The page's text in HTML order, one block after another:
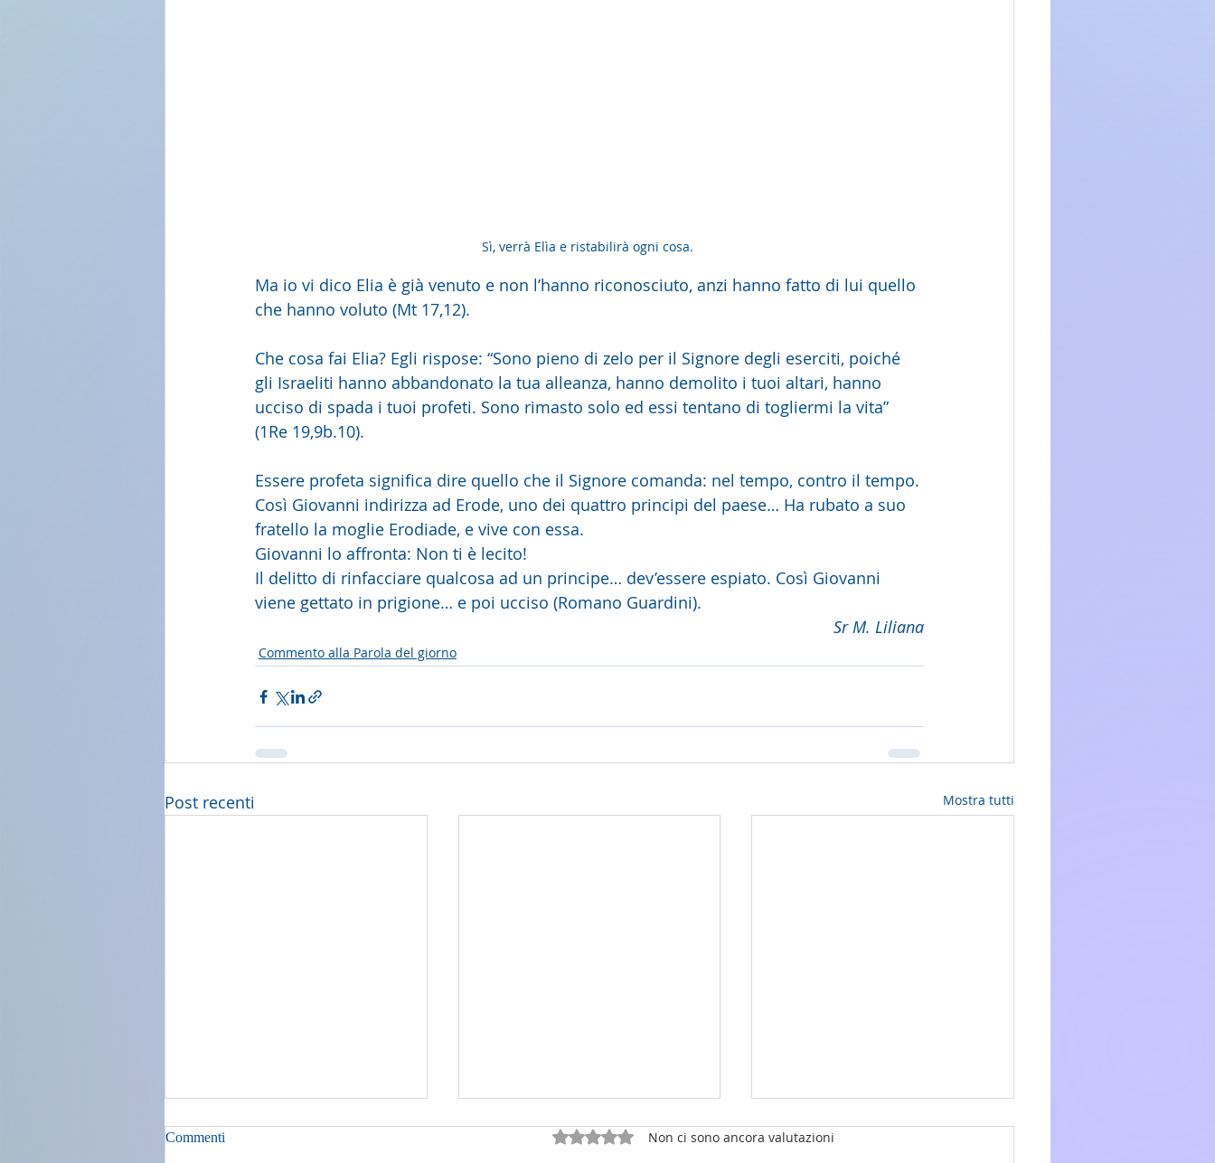
Sì, verrà Elìa e ristabilirà ogni cosa.
Ma io vi dico Elia è già venuto e non l’hanno riconosciuto, anzi hanno fatto di lui quello
che hanno voluto (Mt 17,12).
Che cosa fai Elia? Egli rispose: “Sono pieno di zelo per il Signore degli eserciti, poiché
gli Israeliti hanno abbandonato la tua alleanza, hanno demolito i tuoi altari, hanno
ucciso di spada i tuoi profeti. Sono rimasto solo ed essi tentano di togliermi la vita”
(1Re 19,9b.10).
Essere profeta significa dire quello che il Signore comanda: nel tempo, contro il tempo.
Così Giovanni indirizza ad Erode, uno dei quattro principi del paese… Ha rubato a suo
fratello la moglie Erodiade, e vive con essa.
Giovanni lo affronta: Non ti è lecito!
Il delitto di rinfacciare qualcosa ad un principe… dev’essere espiato. Così Giovanni
viene gettato in prigione… e poi ucciso (Romano Guardini).
Sr M. Liliana
Commento alla Parola del giorno
Post recenti Mostra tutti
Commenti Valutazione 0 stelle su 5.Non ci sono ancora valutazioni